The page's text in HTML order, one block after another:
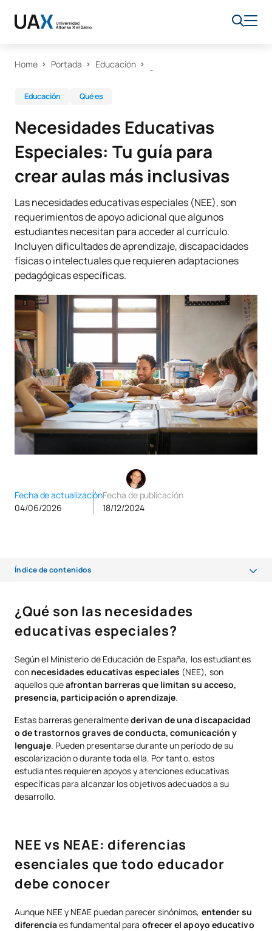
Home Portada Educación
Educación Qué es
Necesidades Educativas
Especiales: Tu guía para
crear aulas más inclusivas
Las necesidades educativas especiales (NEE), son
requerimientos de apoyo adicional que algunos
estudiantes necesitan para acceder al currículo.
Incluyen dificultades de aprendizaje, discapacidades
físicas o intelectuales que requieren adaptaciones
pedagógicas específicas.
Fecha de actualización
04/06/2026
Fecha de publicación
18/12/2024
Índice de contenidos
NEE vs NEAE: diferencias esenciales que todo educador debe
conocer
¿Por qué es crucial clasificarlas correctamente?
Conocer esta clasificación te ayudará a
Legislación y marco normativo de las NEE en España
Marco constitucional y legal
Ley Orgánica de Educación (LOMLOE)
Real Decreto de Ordenación Educativa
Normativa de derechos y accesibilidad
¿Cómo identificar a un alumno con NEE?
Estrategias para trabajar con alumnos con necesidades educativas
especiales
educativas?
¿Qué son las necesidades
educativas especiales?
Según el Ministerio de Educación de España, los estudiantes
con necesidades educativas especiales (NEE), son
aquellos queafrontan barreras que limitan su acceso,
presencia, participación o aprendizaje.
Estas barreras generalmentederivan de unadiscapacidad
o detrastornos graves de conducta, comunicación y
lenguaje. Pueden presentarse durante un período de su
escolarización o durante toda ella. Por tanto, estos
estudiantes requieren apoyos y atenciones educativas
específicas para alcanzar los objetivos adecuados a su
desarrollo.
NEE vs NEAE: diferencias
esenciales que todo educador
debe conocer
Aunque NEE y NEAE puedan parecer sinónimos, entender su
diferenciaes fundamental para ofrecer el apoyo educativo